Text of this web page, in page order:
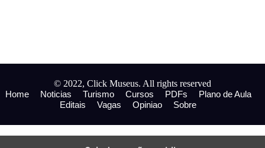
© 2022, Click Museus. All rights reserved
Home
Noticias Turismo Cursos PDFs
Plano de Aula
Editais
Vagas Opiniao Sobre